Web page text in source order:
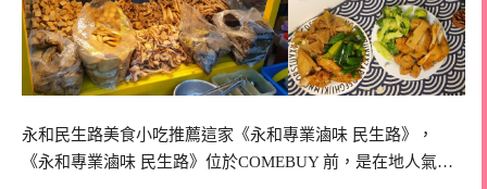
永和民生路美食小吃推薦這家《永和專業滷味 民生路》，
《永和專業滷味 民生路》位於COMEBUY 前，是在地人氣…